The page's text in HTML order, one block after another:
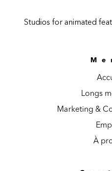
Studios for animated
Longs
Marketing &
À